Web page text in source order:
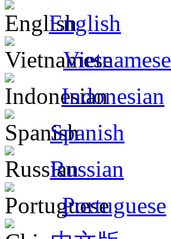
English
Vietnamese
Indonesian
Spanish
Russian
Portuguese